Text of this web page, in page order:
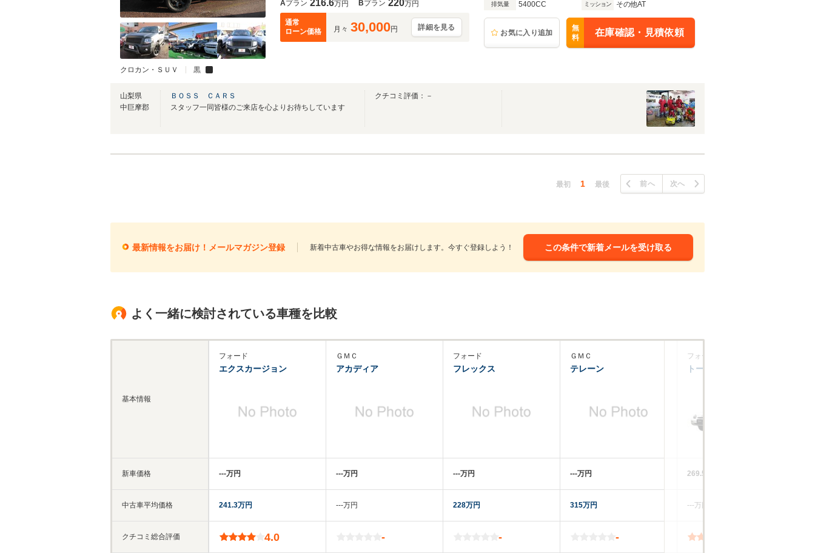
クロカン・ＳＵＶ 黒
Aプラン 216.6万円 Bプラン 220万円
通常
ローン価格
月々 30,000円 詳細を見る
排気量 5400CC ミッション その他AT
お気に入り追加
無
料
在庫確認・見積依頼
山梨県
中巨摩郡
ＢＯＳＳ ＣＡＲＳ
スタッフ一同皆様のご来店を心よりお待ちしています
クチコミ評価：－
最初 1 最後 前へ 次へ
最新情報をお届け！メールマガジン登録 新着中古車やお得な情報をお届けします。今すぐ登録しよう！ この条件で新着メールを受け取る
よく一緒に検討されている車種を比較
基本情報
新車価格
中古車平均価格
クチコミ総合評価
フォード
エクスカージョン
‐‐‐万円
241.3万円
4.0
ＧＭＣ
アカディア
‐‐‐万円
‐‐‐万円
-
フォード
フレックス
‐‐‐万円
228万円
-
ＧＭＣ
テレーン
‐‐‐万円
315万円
-
フォード
トーラスワゴン
269.5～369.5万円
‐‐‐万円